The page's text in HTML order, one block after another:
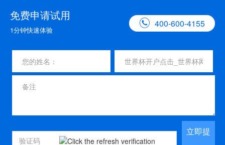
免费申请试用
1分钟快速体验
 400-600-4155
立即提